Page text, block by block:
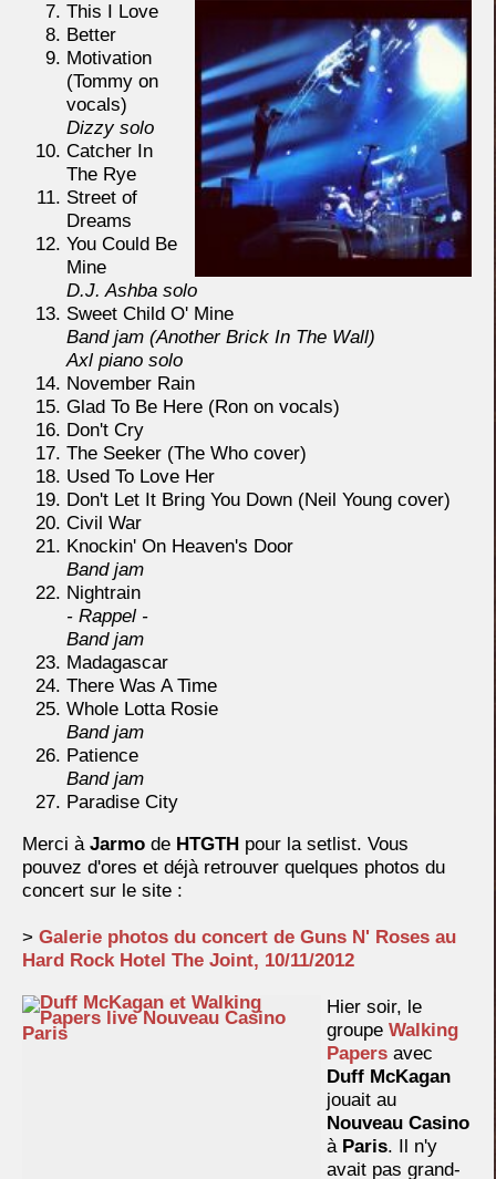
This I Love
Better
Motivation
(Tommy on
vocals)
Dizzy solo
Catcher In
The Rye
Street of
Dreams
You Could Be
Mine
D.J. Ashba solo
Sweet Child O' Mine
Band jam (Another Brick In The Wall)
Axl piano solo
November Rain
Glad To Be Here (Ron on vocals)
Don't Cry
The Seeker (The Who cover)
Used To Love Her
Don't Let It Bring You Down (Neil Young cover)
Civil War
Knockin' On Heaven's Door
Band jam
Nightrain
- Rappel -
Band jam
Madagascar
There Was A Time
Whole Lotta Rosie
Band jam
Patience
Band jam
Paradise City
Merci à Jarmo de HTGTH pour la setlist. Vous
pouvez d'ores et déjà retrouver quelques photos du
concert sur le site :
> Galerie photos du concert de Guns N' Roses au
Hard Rock Hotel The Joint, 10/11/2012
Hier soir, le
groupe Walking
Papers avec
Duff McKagan
jouait au
Nouveau Casino
à Paris. Il n'y
avait pas grand-